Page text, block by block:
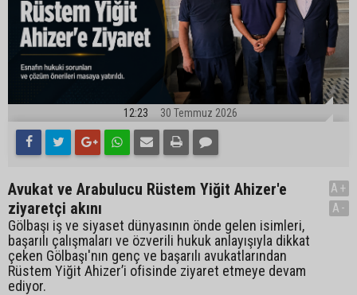
12:23 30 Temmuz 2026
Avukat ve Arabulucu Rüstem Yiğit Ahizer'e
ziyaretçi akını
Gölbaşı iş ve siyaset dünyasının önde gelen isimleri,
başarılı çalışmaları ve özverili hukuk anlayışıyla dikkat
çeken Gölbaşı'nın genç ve başarılı avukatlarından
Rüstem Yiğit Ahizer’i ofisinde ziyaret etmeye devam
ediyor.
A+
A-